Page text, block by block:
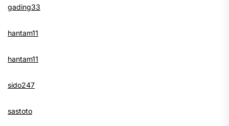
gading33
hantam11
hantam11
sido247
sastoto